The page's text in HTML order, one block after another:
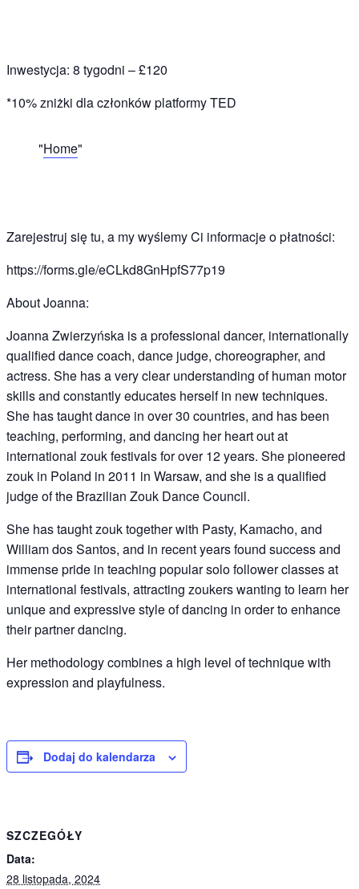
Inwestycja: 8 tygodni – £120
*10% zniżki dla członków platformy TED
Home
Zarejestruj się tu, a my wyślemy Ci informacje o płatności:
https://forms.gle/eCLkd8GnHpfS77p19
About Joanna:
Joanna Zwierzyńska is a professional dancer, internationally
qualified dance coach, dance judge, choreographer, and
actress. She has a very clear understanding of human motor
skills and constantly educates herself in new techniques.
She has taught dance in over 30 countries, and has been
teaching, performing, and dancing her heart out at
international zouk festivals for over 12 years. She pioneered
zouk in Poland in 2011 in Warsaw, and she is a qualified
judge of the Brazilian Zouk Dance Council.
She has taught zouk together with Pasty, Kamacho, and
William dos Santos, and in recent years found success and
immense pride in teaching popular solo follower classes at
international festivals, attracting zoukers wanting to learn her
unique and expressive style of dancing in order to enhance
their partner dancing.
Her methodology combines a high level of technique with
expression and playfulness.
Dodaj do kalendarza
SZCZEGÓŁY
Data:
28 listopada, 2024